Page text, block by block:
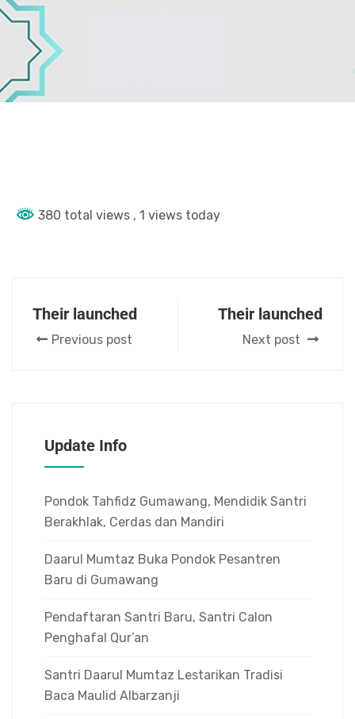
380 total views , 1 views today
Their launched
Previous post
Their launched
Next post
Update Info
Pondok Tahfidz Gumawang, Mendidik Santri
Berakhlak, Cerdas dan Mandiri
Daarul Mumtaz Buka Pondok Pesantren
Baru di Gumawang
Pendaftaran Santri Baru, Santri Calon
Penghafal Qur’an
Santri Daarul Mumtaz Lestarikan Tradisi
Baca Maulid Albarzanji